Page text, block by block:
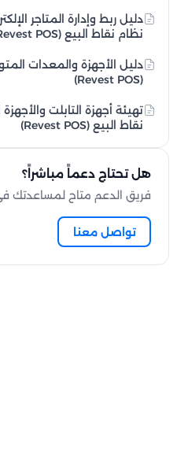
نظام نقاط البيع (Revest POS)
دليل الأجهزة والمعدات
(Revest POS)
تهيئة أجهزة التابلت
نقاط البيع (Revest POS)
هل تحتاج دعماً مباشراً؟
فريق الدعم متاح لمساعدتك
تواصل معنا